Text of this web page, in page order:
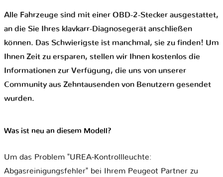
Alle Fahrzeuge sind mit einer OBD-2-Stecker ausgestattet,
an die Sie Ihres klavkarr-Diagnosegerät anschließen
können. Das Schwierigste ist manchmal, sie zu finden! Um
Ihnen Zeit zu ersparen, stellen wir Ihnen kostenlos die
Informationen zur Verfügung, die uns von unserer
Community aus Zehntausenden von Benutzern gesendet
wurden.
Was ist neu an diesem Modell?
Um das Problem "UREA-Kontrollleuchte:
Abgasreinigungsfehler" bei Ihrem Peugeot Partner zu